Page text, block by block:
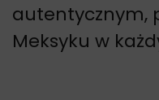
autentycznym,
Meksyku w